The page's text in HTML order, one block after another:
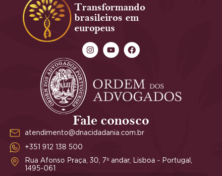
Transformando
brasileiros em
europeus
Fale conosco
atendimento@dnacidadania.com.br
+351 912 138 500
Rua Afonso Praça, 30, 7º andar, Lisboa - Portugal,
1495-061